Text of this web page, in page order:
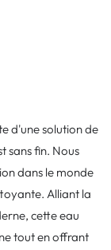
d'une solution de
sans fin. Nous
dans le monde
Alliant la
cette eau
tout en offrant